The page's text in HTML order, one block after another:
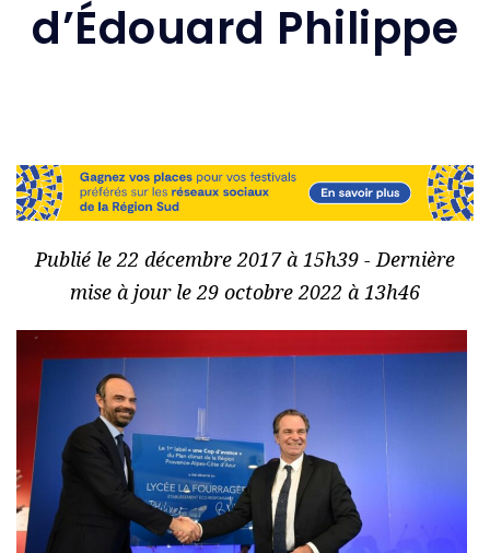
d’Édouard Philippe
Publié le 22 décembre 2017 à 15h39 - Dernière
mise à jour le 29 octobre 2022 à 13h46